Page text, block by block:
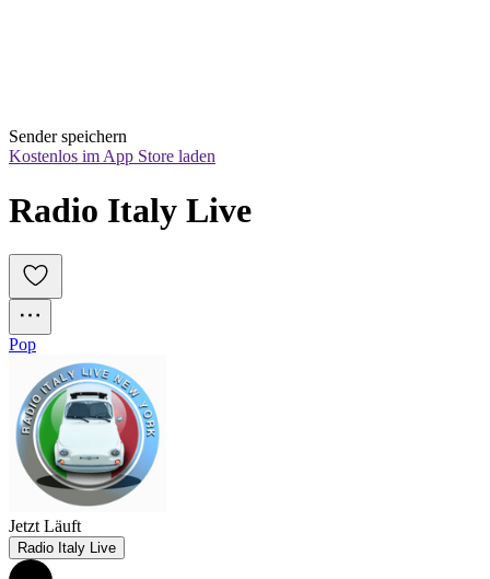
Sender speichern
Kostenlos im App Store laden
Radio Italy Live
Pop
Jetzt Läuft
Radio Italy Live